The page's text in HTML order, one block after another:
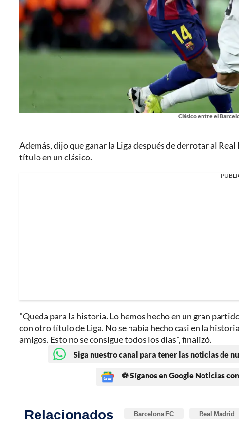
Clásico entre el
Además, dijo que ganar la Liga después de derrotar al
título en un clásico.
"Queda para la historia. Lo hemos hecho en un gran
con otro título de Liga. No se había hecho casi en la
amigos. Esto no se consigue todos los días", finalizó.
Siga nuestro canal para tener las noticias de
⚽ Síganos en Google Noticias
Relacionados Barcelona FC Real Madrid